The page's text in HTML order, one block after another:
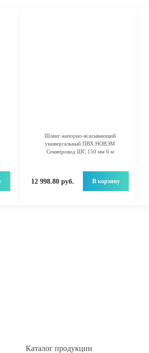
Шланг напорно-всасывающий
универсальный ПВХ НОВЭМ
Семяпровод ШС 150 мм 6 м
12 998.80 руб. В корзину
Каталог продукции